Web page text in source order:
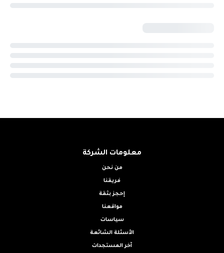
معلومات الشركة
من نحن
فريقنا
إحجز بثقة
مواقعنا
سياسات
الأسئلة الشائعة
آخر المستجدات